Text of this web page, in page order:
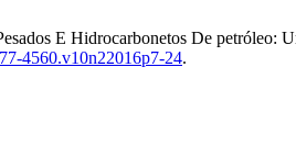
E Hidrocarbonetos De petróleo:
4560.v10n22016p7-24.